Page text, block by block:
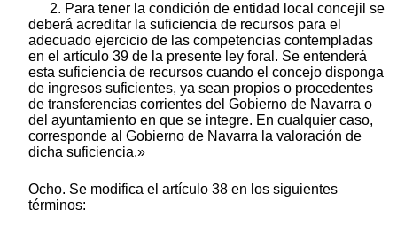
2. Para tener la condición de entidad local concejil se
deberá acreditar la suficiencia de recursos para el
adecuado ejercicio de las competencias contempladas
en el artículo 39 de la presente ley foral. Se entenderá
esta suficiencia de recursos cuando el concejo disponga
de ingresos suficientes, ya sean propios o procedentes
de transferencias corrientes del Gobierno de Navarra o
del ayuntamiento en que se integre. En cualquier caso,
corresponde al Gobierno de Navarra la valoración de
dicha suficiencia.»
Ocho. Se modifica el artículo 38 en los siguientes
términos: